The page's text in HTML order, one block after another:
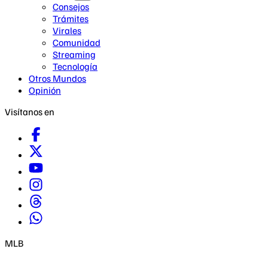
Consejos
Trámites
Virales
Comunidad
Streaming
Tecnología
Otros Mundos
Opinión
Visítanos en
MLB